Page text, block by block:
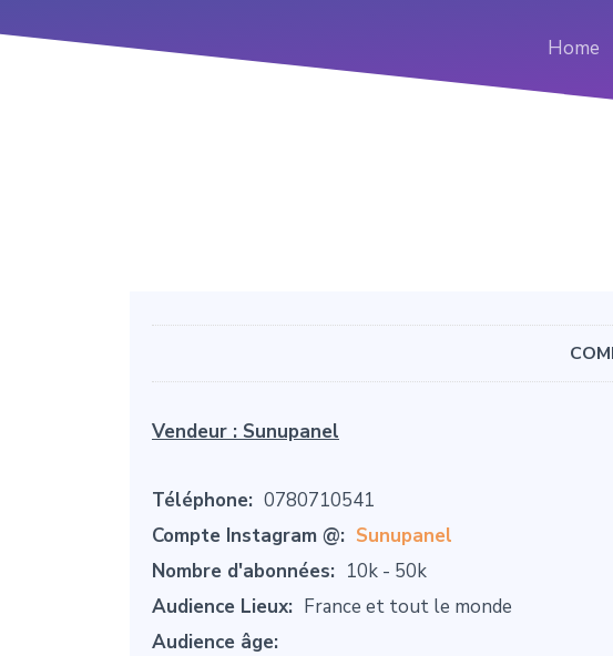
Home
Vendeur : Sunupanel
Téléphone: 0780710541
Compte Instagram @: Sunupanel
Nombre d'abonnées: 10k - 50k
Audience Lieux: France et tout le monde
Audience âge: